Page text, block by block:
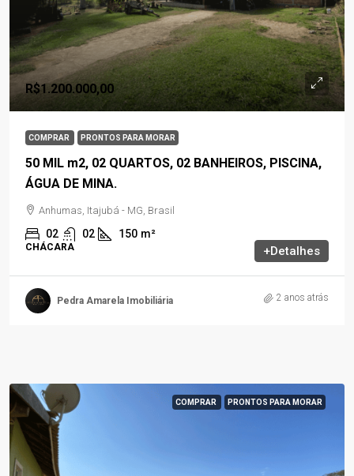
R$1.200.000,00
COMPRAR PRONTOS PARA MORAR
50 MIL m2, 02 QUARTOS, 02 BANHEIROS, PISCINA,
ÁGUA DE MINA.
Anhumas, Itajubá - MG, Brasil
02 02 150 m²
CHÁCARA +Detalhes
Pedra Amarela Imobiliária 2 anos atrás
COMPRAR PRONTOS PARA MORAR